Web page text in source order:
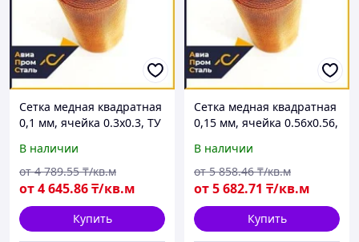
Сетка медная квадратная
0,1 мм, ячейка 0.3х0.3, ТУ
В наличии
от4 645.86₸/кв.м
от 4 789.55 ₸/кв.м
Купить
Сетка медная квадратная
0,15 мм, ячейка 0.56х0.56,
В наличии
от5 682.71 ₸/кв.м
от 5 858.46 ₸/кв.м
Купить